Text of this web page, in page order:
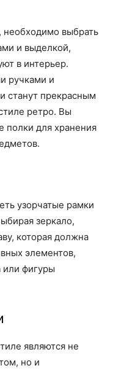
необходимо выбрать
и выделкой,
в интерьер.
ручками и
станут прекрасным
ретро. Вы
полки для хранения
узорчатые рамки
зеркало,
которая должна
элементов,
или фигуры
являются не
но и